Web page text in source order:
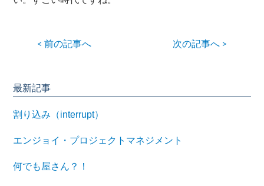
< 前の記事へ 次の記事へ >
最新記事
割り込み（interrupt）
エンジョイ・プロジェクトマネジメント
何でも屋さん？！